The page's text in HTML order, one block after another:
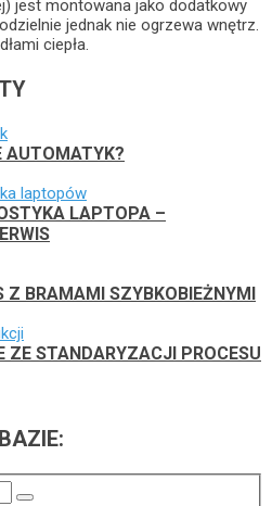
jest montowana jako dodatkowy
jednak nie ogrzewa wnętrz.
ciepła.
AUTOMATYK?
LAPTOPA –
BRAMAMI SZYBKOBIEŻNYMI
ZE STANDARYZACJI PROCESU